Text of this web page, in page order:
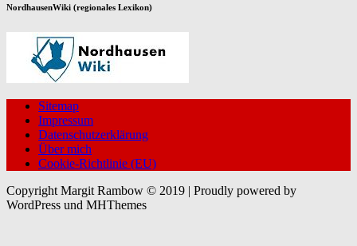
NordhausenWiki (regionales Lexikon)
Sitemap
Impressum
Datenschutzerklärung
Über mich
Cookie-Richtlinie (EU)
Copyright Margit Rambow © 2019 | Proudly powered by
WordPress und MHThemes